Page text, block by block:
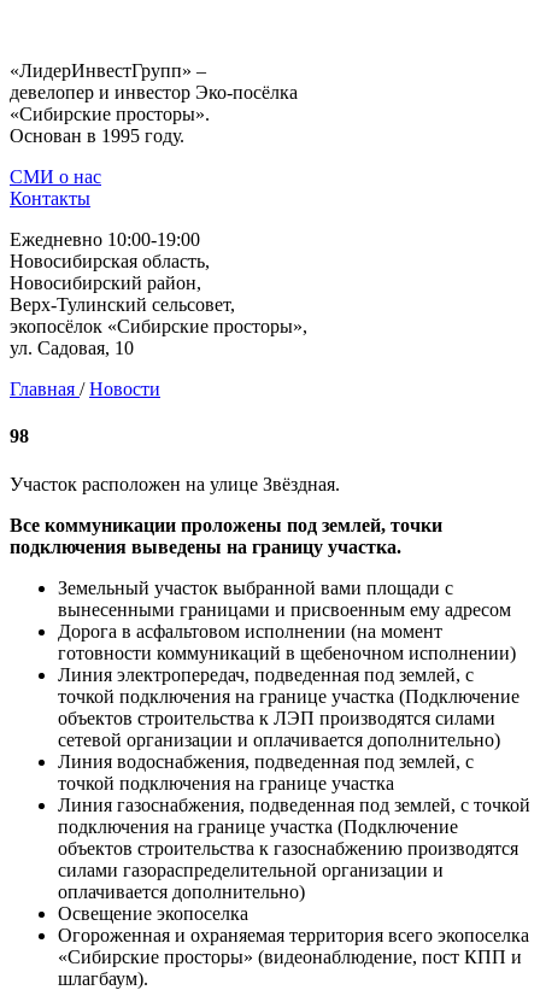
«ЛидерИнвестГрупп» –
девелопер и инвестор Эко-посёлка
«Сибирские просторы».
Основан в 1995 году.
СМИ о нас
Контакты
Ежедневно 10:00-19:00
Новосибирская область,
Новосибирский район,
Верх-Тулинский сельсовет,
экопосёлок «Сибирские просторы»,
ул. Садовая, 10
Главная / Новости
98
Участок расположен на улице Звёздная.
Все коммуникации проложены под землей, точки
подключения выведены на границу участка.
Земельный участок выбранной вами площади с
вынесенными границами и присвоенным ему адресом
Дорога в асфальтовом исполнении (на момент
готовности коммуникаций в щебеночном исполнении)
Линия электропередач, подведенная под землей, с
точкой подключения на границе участка (Подключение
объектов строительства к ЛЭП производятся силами
сетевой организации и оплачивается дополнительно)
Линия водоснабжения, подведенная под землей, с
точкой подключения на границе участка
Линия газоснабжения, подведенная под землей, с точкой
подключения на границе участка (Подключение
объектов строительства к газоснабжению производятся
силами газораспределительной организации и
оплачивается дополнительно)
Освещение экопоселка
Огороженная и охраняемая территория всего экопоселка
«Сибирские просторы» (видеонаблюдение, пост КПП и
шлагбаум).